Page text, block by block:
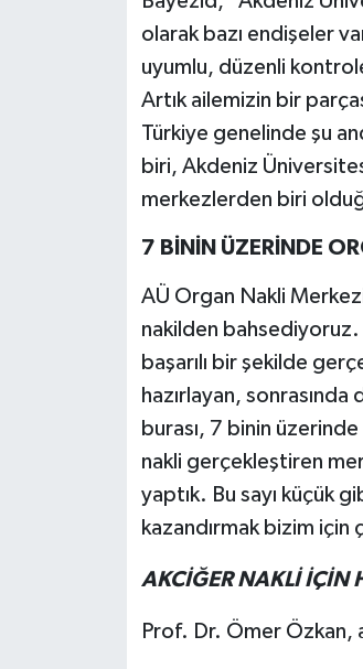
olarak bazı endişeler
uyumlu, düzenli
Artık ailemizin bir
Türkiye genelinde şu
biri, Akdeniz
merkezlerden biri
7 BİNİN ÜZERİNDE
AÜ Organ Nakli
nakilden
başarılı bir şekilde
hazırlayan,
burası, 7 binin
nakli gerçekleştiren
yaptık. Bu sayı küçük
kazandırmak bizim
AKCİĞER NAKLİ İÇİN
Prof. Dr. Ömer Özkan,